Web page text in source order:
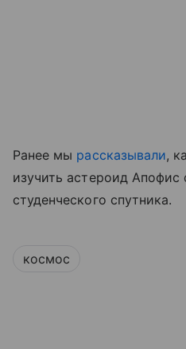
Ранее мы рассказывали,
изучить астероид
студенческого спутника.
космос